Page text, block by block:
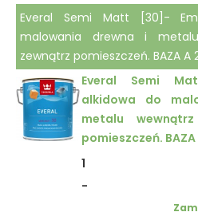
Everal Semi Matt [30]-
malowania drewna i
zewnątrz pomieszczeń. BAZA A
Everal Semi
alkidowa do
metalu
pomieszczeń. BAZA
1
-